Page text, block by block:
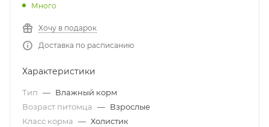
Много
Хочу в подарок
Доставка по расписанию
Характеристики
Тип — Влажный корм
Возраст питомца — Взрослые
Класс корма — Холистик